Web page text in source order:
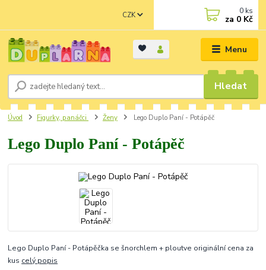
Menu
CZK
Hledat
0 ks
za 0 Kč
Úvod Figurky, panáčci Ženy Lego Duplo Paní - Potápěč
Lego Duplo Paní - Potápěč
Lego Duplo Paní - Potápěčka se šnorchlem + ploutve originální cena za
kus celý popis